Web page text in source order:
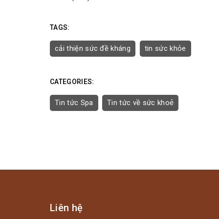
TAGS:
cải thiện sức đề kháng tin sức khỏe
CATEGORIES:
Tin tức Spa Tin tức về sức khoẻ
Liên hệ